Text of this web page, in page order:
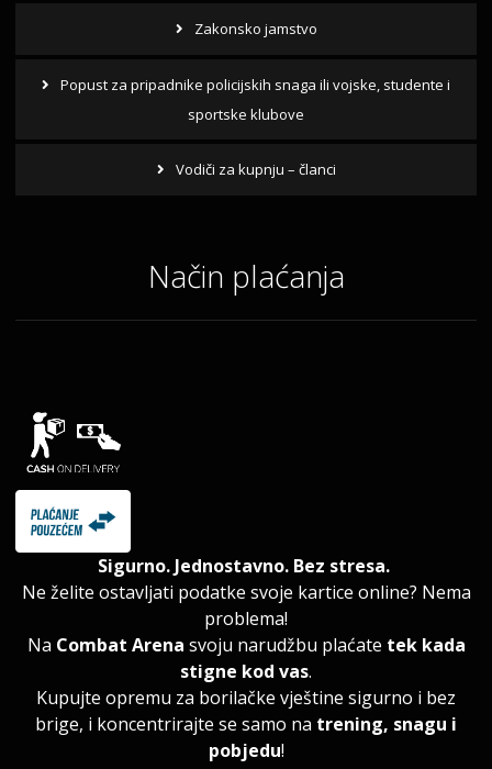
Zakonsko jamstvo
Popust za pripadnike policijskih snaga ili vojske, studente i
sportske klubove
Vodiči za kupnju – članci
Način plaćanja
Sigurno. Jednostavno. Bez stresa.
Ne želite ostavljati podatke svoje kartice online? Nema
problema!
Na Combat Arena svoju narudžbu plaćate tek kada
stigne kod vas.
Kupujte opremu za borilačke vještine sigurno i bez
brige, i koncentrirajte se samo na trening, snagu i
pobjedu!